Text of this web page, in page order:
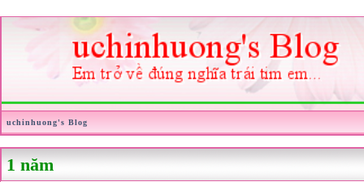
uchinhuong's Blog
1 năm